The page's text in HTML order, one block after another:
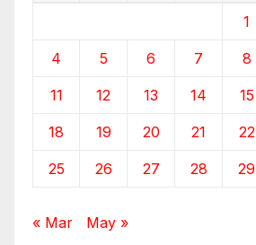
1
4 5 6 7 8
11 12 13 14 15
18 19 20 21 22
25 26 27 28 29
« Mar May »